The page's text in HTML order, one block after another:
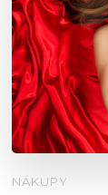
NÁKUPY